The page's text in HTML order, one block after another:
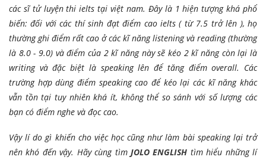
các sĩ tử luyện thi ielts tại việt nam. Đây là 1 hiện tượng khá phổ
biến: đối với các thí sinh đạt điểm cao ielts ( từ 7.5 trở lên ), họ
thường ghi điểm rất cao ở các kĩ năng listening và reading (thường
là 8.0 - 9.0) và điểm của 2 kĩ năng này sẽ kéo 2 kĩ năng còn lại là
writing và đặc biệt là speaking lên để tăng điểm overall. Các
trường hợp dùng điểm speaking cao để kéo lại các kĩ năng khác
vẫn tồn tại tuy nhiên khá ít, không thể so sánh với số lượng các
bạn có điểm nghe và đọc cao.
Vậy lí do gì khiến cho việc học cũng như làm bài speaking lại trở
nên khó đến vậy. Hãy cùng tìm JOLO ENGLISH tìm hiểu những lí